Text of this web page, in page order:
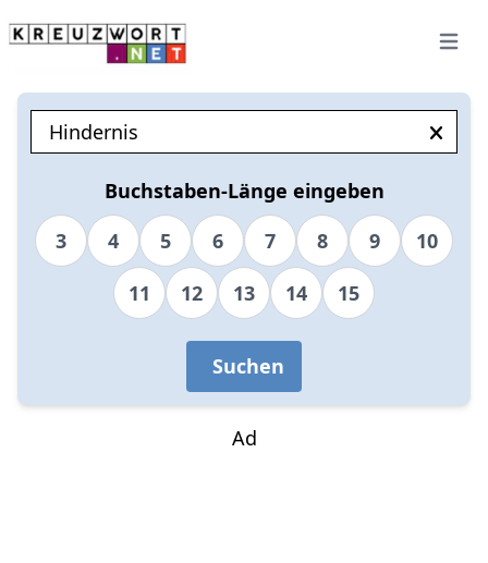
Open
Buchstaben-Länge eingeben
3
4 5 6 7 8 9
10
11
12 13 14 15
Suchen
Ad